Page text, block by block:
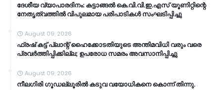
ദേശീയ വ്യാപാരദിനം: കട്ടാങ്ങൽ കെ.വി.വി.ഇ.എസ് യൂണിറ്റിന്റെ
നേതൃത്വത്തിൽ വിപുലമായ പരിപാടികൾ സംഘടിപ്പിച്ചു
August 09, 2026
ഫ്രഷ് കട്ട് പ്ലാന്റ് ഹൈക്കോടതിയുടെ അന്തിമവിധി വരും വരെ
പ്രവർത്തിപ്പിക്കില്ല; ഉപരോധ സമരം അവസാനിപ്പിച്ചു
August 09, 2026
നീലഗിരി ഗൂഡല്ലൂരിൽ കടുവ വയോധികനെ കൊന്ന് തിന്നു.